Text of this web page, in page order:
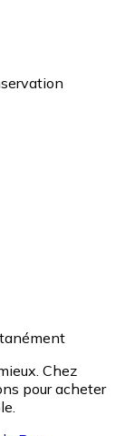
Chez
pour acheter